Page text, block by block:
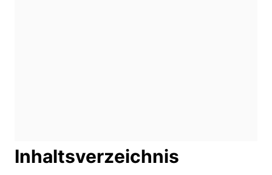
Inhaltsverzeichnis